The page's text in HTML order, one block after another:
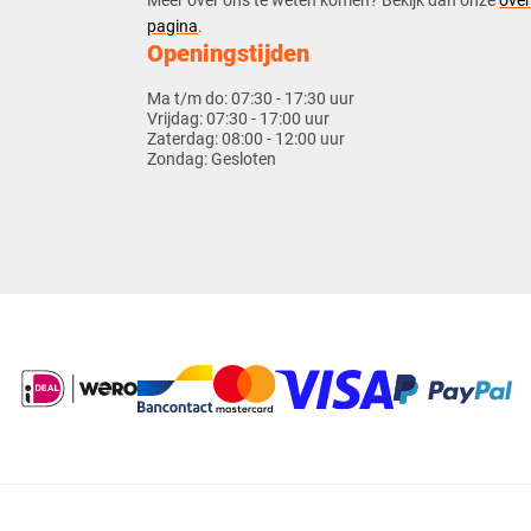
pagina.
Openingstijden
Ma t/m do:07:30 - 17:30 uur
Vrijdag:07:30 - 17:00 uur
Zaterdag:08:00 - 12:00 uur
Zondag:Gesloten